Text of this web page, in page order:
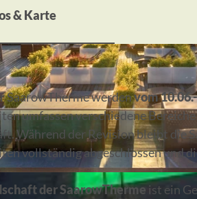
& Karte
SaarowTherme werdenvom
umfassen verschiedene
Während der Revision bleibt die
vollständig abgeschlossen und
der SaarowTherme ist ein